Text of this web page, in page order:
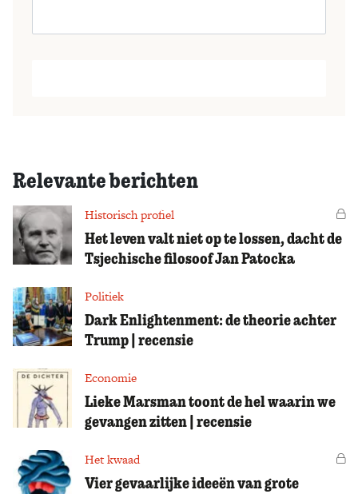
Relevante berichten
Historisch profiel
Het leven valt niet op te lossen, dacht de
Tsjechische filosoof Jan Patocka
Politiek
Dark Enlightenment: de theorie achter
Trump | recensie
Economie
Lieke Marsman toont de hel waarin we
gevangen zitten | recensie
Het kwaad
Vier gevaarlijke ideeën van grote